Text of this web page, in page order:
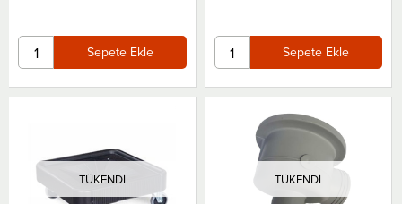
Sepete Ekle Sepete Ekle
TÜKENDI TÜKENDI